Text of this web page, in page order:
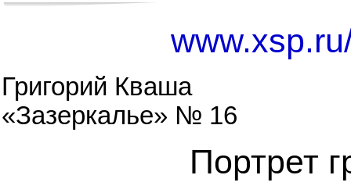
Григорий Кваша
«Зазеркалье» № 16
Портрет